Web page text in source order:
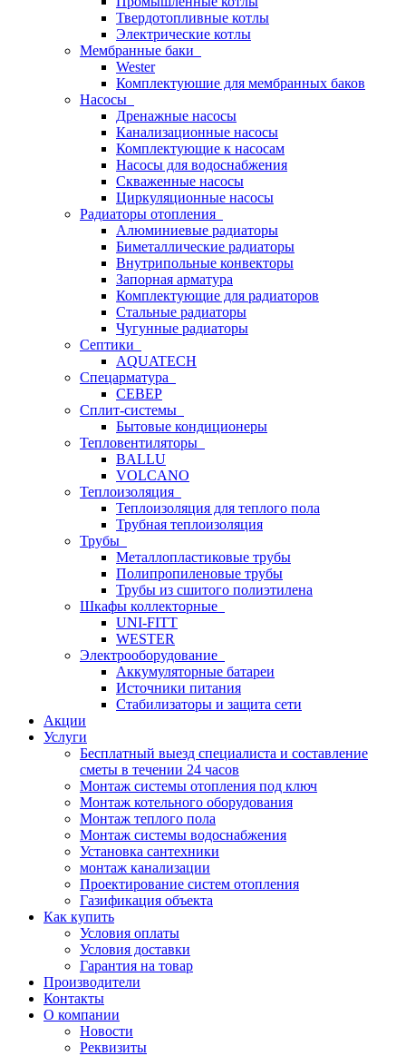
Твердотопливные котлы
Электрические котлы
Мембранные баки
Wester
Комплектуюшие для мембранных баков
Насосы
Дренажные насосы
Канализационные насосы
Комплектующие к насосам
Насосы для водоснабжения
Скваженные насосы
Циркуляционные насосы
Радиаторы отопления
Алюминиевые радиаторы
Биметаллические радиаторы
Внутрипольные конвекторы
Запорная арматура
Комплектующие для радиаторов
Стальные радиаторы
Чугунные радиаторы
Септики
AQUATECH
Спецарматура
СЕВЕР
Сплит-системы
Бытовые кондиционеры
Тепловентиляторы
BALLU
VOLCANO
Теплоизоляция
Теплоизоляция для теплого пола
Трубная теплоизоляция
Трубы
Металлопластиковые трубы
Полипропиленовые трубы
Трубы из сшитого полиэтилена
Шкафы коллекторные
UNI-FITT
WESTER
Электрооборудование
Аккумуляторные батареи
Источники питания
Стабилизаторы и защита сети
Акции
Услуги
Бесплатный выезд специалиста и составление
сметы в течении 24 часов
Монтаж системы отопления под ключ
Монтаж котельного оборудования
Монтаж теплого пола
Монтаж системы водоснабжения
Установка сантехники
монтаж канализации
Проектирование систем отопления
Газификация объекта
Как купить
Условия оплаты
Условия доставки
Гарантия на товар
Производители
Контакты
О компании
Новости
Реквизиты